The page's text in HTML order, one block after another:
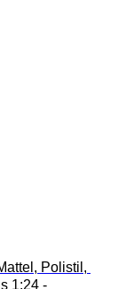
Polistil,
1:24 -